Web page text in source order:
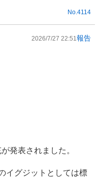
No. 4114
2026/7/27 22:51 報告
発表されました。
イグジットとしては標